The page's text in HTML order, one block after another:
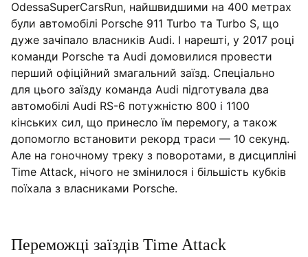
OdessaSuperCarsRun, найшвидшими на 400 метрах
були автомобілі Porsche 911 Turbo та Turbo S, що
дуже зачіпало власників Audi. І нарешті, у 2017 році
команди Porsche та Audi домовилися провести
перший офіційний змагальний заїзд. Спеціально
для цього заїзду команда Audi підготувала два
автомобілі Audi RS-6 потужністю 800 і 1100
кінських сил, що принесло їм перемогу, а також
допомогло встановити рекорд траси — 10 секунд.
Але на гоночному треку з поворотами, в дисципліні
Time Attack, нічого не змінилося і більшість кубків
поїхала з власниками Porsche.
Переможці заїздів Time Attack